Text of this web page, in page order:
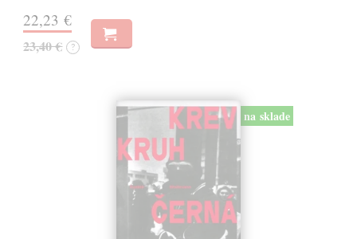
22,23 €
23,40 € ?
na sklade